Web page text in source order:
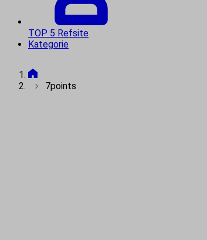
TOP 5 Refsite
Kategorie
7points